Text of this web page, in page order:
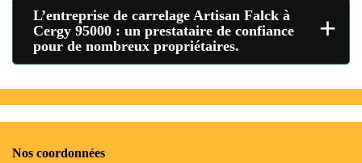
L’entreprise de carrelage Artisan Falck à
Cergy 95000 : un prestataire de confiance
pour de nombreux propriétaires.
+
Nos coordonnées